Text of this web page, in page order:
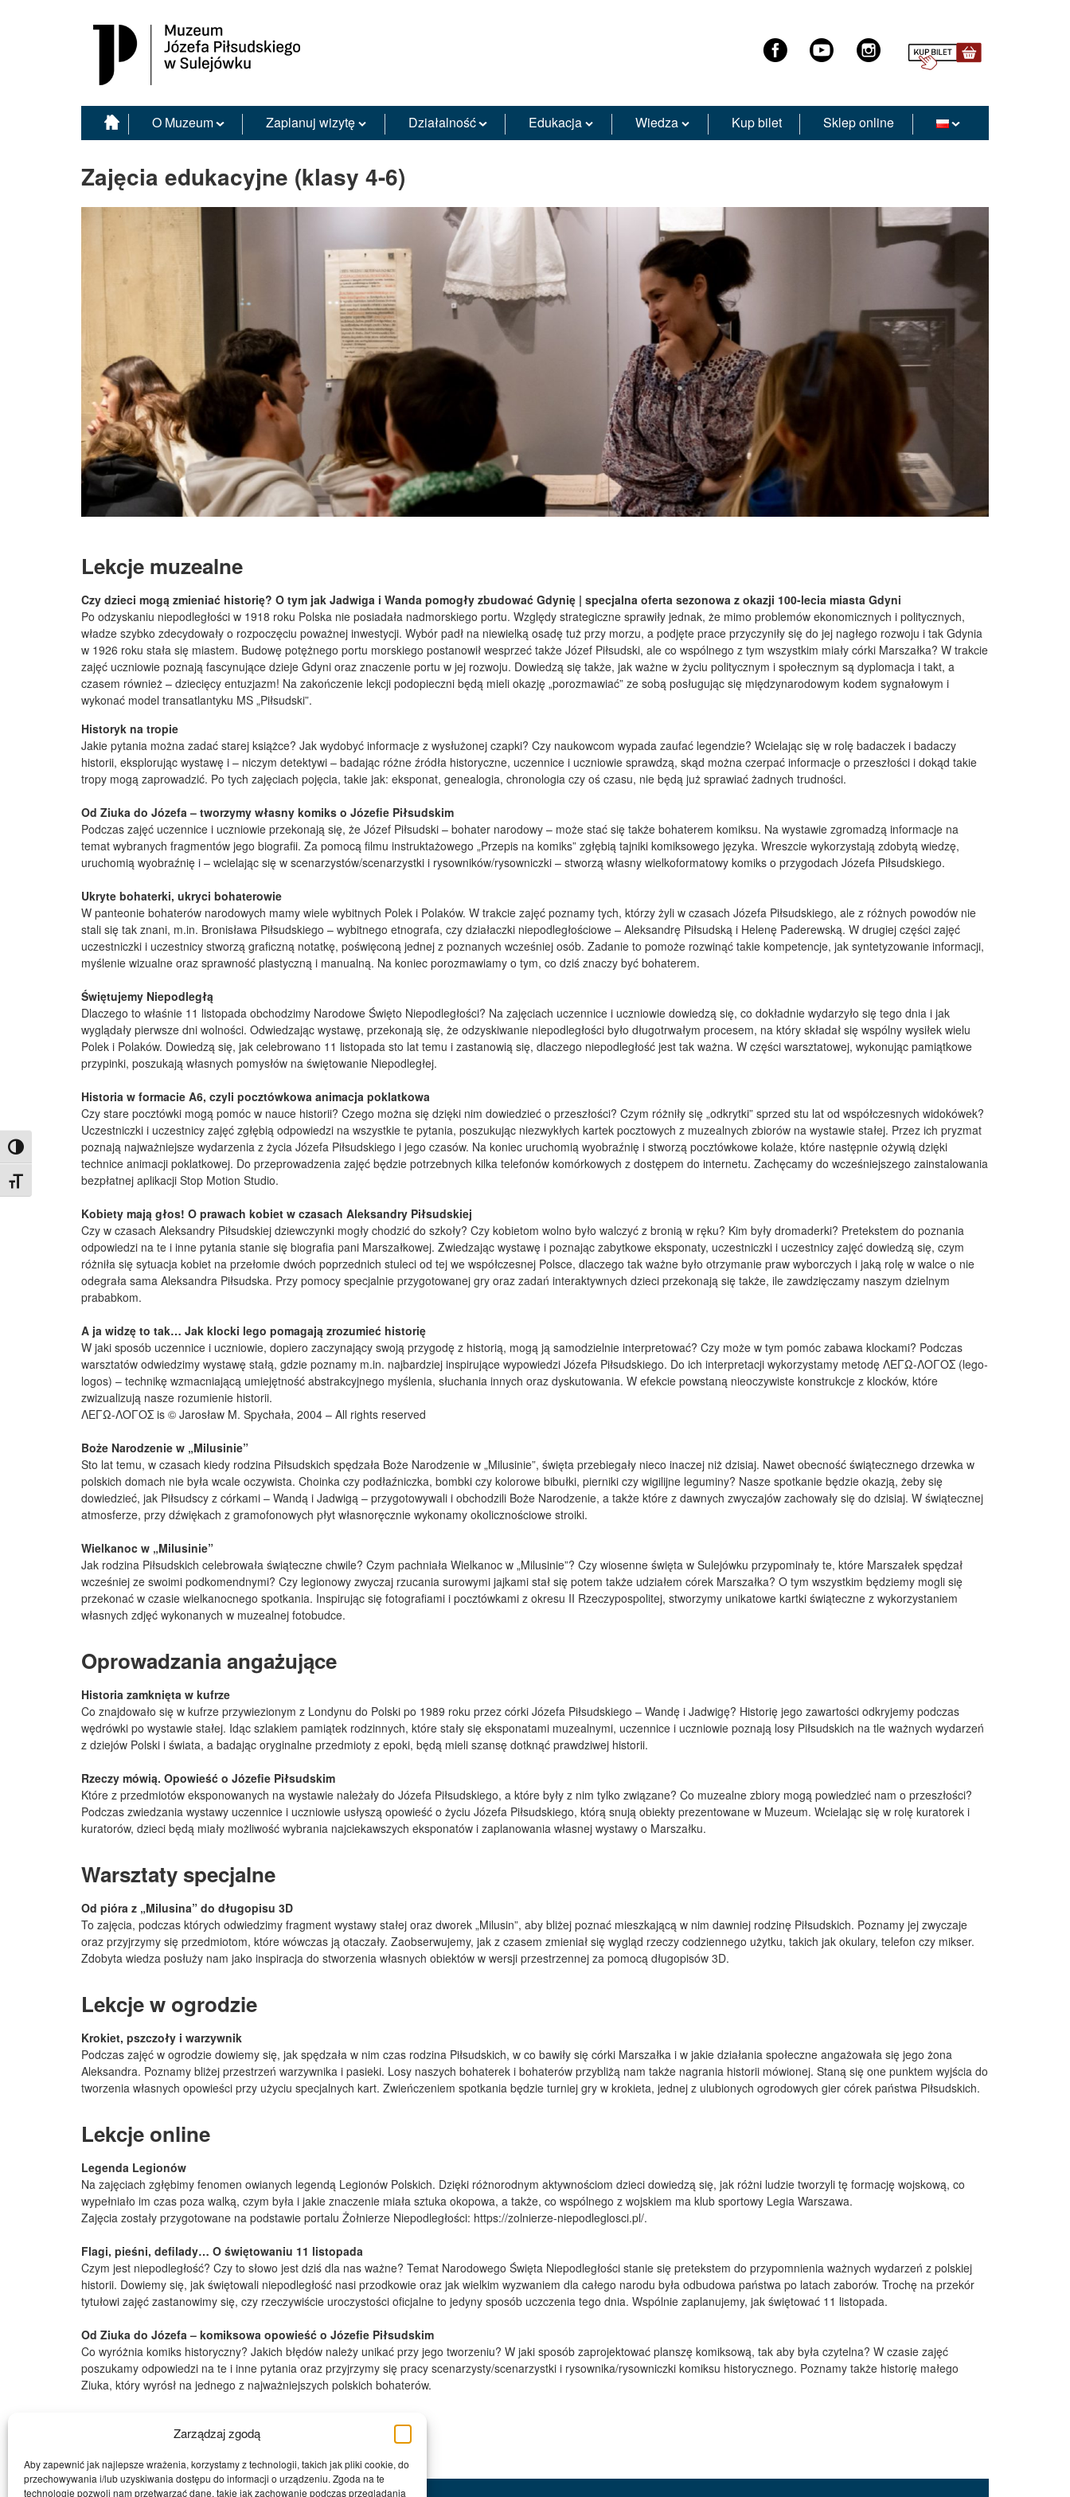
Zarządzaj zgodą
Aby zapewnić jak najlepsze wrażenia, korzystamy z technologii, takich jak pliki cookie, do
przechowywania i/lub uzyskiwania dostępu do informacji o urządzeniu. Zgoda na te
technologie pozwoli nam przetwarzać dane, takie jak zachowanie podczas przeglądania
Toggle High Contrast
Toggle Font size
Muzeum Józefa Piłsudskiego w Sulejówku
O Muzeum Zaplanuj wizytę Działalność Edukacja Wiedza Kup bilet Sklep online
Zajęcia edukacyjne (klasy 4-6)
Lekcje muzealne
Czy dzieci mogą zmieniać historię? O tym jak Jadwiga i Wanda pomogły zbudować Gdynię | specjalna oferta sezonowa z okazji 100-lecia miasta Gdyni
Po odzyskaniu niepodległości w 1918 roku Polska nie posiadała nadmorskiego portu. Względy strategiczne sprawiły jednak, że mimo problemów ekonomicznych i politycznych,
władze szybko zdecydowały o rozpoczęciu poważnej inwestycji. Wybór padł na niewielką osadę tuż przy morzu, a podjęte prace przyczyniły się do jej nagłego rozwoju i tak Gdynia
w 1926 roku stała się miastem. Budowę potężnego portu morskiego postanowił wesprzeć także Józef Piłsudski, ale co wspólnego z tym wszystkim miały córki Marszałka? W trakcie
zajęć uczniowie poznają fascynujące dzieje Gdyni oraz znaczenie portu w jej rozwoju. Dowiedzą się także, jak ważne w życiu politycznym i społecznym są dyplomacja i takt, a
czasem również – dziecięcy entuzjazm! Na zakończenie lekcji podopieczni będą mieli okazję „porozmawiać” ze sobą posługując się międzynarodowym kodem sygnałowym i
wykonać model transatlantyku MS „Piłsudski”.
Historyk na tropie
Jakie pytania można zadać starej książce? Jak wydobyć informacje z wysłużonej czapki? Czy naukowcom wypada zaufać legendzie? Wcielając się w rolę badaczek i badaczy
historii, eksplorując wystawę i – niczym detektywi – badając różne źródła historyczne, uczennice i uczniowie sprawdzą, skąd można czerpać informacje o przeszłości i dokąd takie
tropy mogą zaprowadzić. Po tych zajęciach pojęcia, takie jak: eksponat, genealogia, chronologia czy oś czasu, nie będą już sprawiać żadnych trudności.
Od Ziuka do Józefa – tworzymy własny komiks o Józefie Piłsudskim
Podczas zajęć uczennice i uczniowie przekonają się, że Józef Piłsudski – bohater narodowy – może stać się także bohaterem komiksu. Na wystawie zgromadzą informacje na
temat wybranych fragmentów jego biografii. Za pomocą filmu instruktażowego „Przepis na komiks” zgłębią tajniki komiksowego języka. Wreszcie wykorzystają zdobytą wiedzę,
uruchomią wyobraźnię i – wcielając się w scenarzystów/scenarzystki i rysowników/rysowniczki – stworzą własny wielkoformatowy komiks o przygodach Józefa Piłsudskiego.
Ukryte bohaterki, ukryci bohaterowie
W panteonie bohaterów narodowych mamy wiele wybitnych Polek i Polaków. W trakcie zajęć poznamy tych, którzy żyli w czasach Józefa Piłsudskiego, ale z różnych powodów nie
stali się tak znani, m.in. Bronisława Piłsudskiego – wybitnego etnografa, czy działaczki niepodległościowe – Aleksandrę Piłsudską i Helenę Paderewską. W drugiej części zajęć
uczestniczki i uczestnicy stworzą graficzną notatkę, poświęconą jednej z poznanych wcześniej osób. Zadanie to pomoże rozwinąć takie kompetencje, jak syntetyzowanie informacji,
myślenie wizualne oraz sprawność plastyczną i manualną. Na koniec porozmawiamy o tym, co dziś znaczy być bohaterem.
Świętujemy Niepodległą
Dlaczego to właśnie 11 listopada obchodzimy Narodowe Święto Niepodległości? Na zajęciach uczennice i uczniowie dowiedzą się, co dokładnie wydarzyło się tego dnia i jak
wyglądały pierwsze dni wolności. Odwiedzając wystawę, przekonają się, że odzyskiwanie niepodległości było długotrwałym procesem, na który składał się wspólny wysiłek wielu
Polek i Polaków. Dowiedzą się, jak celebrowano 11 listopada sto lat temu i zastanowią się, dlaczego niepodległość jest tak ważna. W części warsztatowej, wykonując pamiątkowe
przypinki, poszukają własnych pomysłów na świętowanie Niepodległej.
Historia w formacie A6, czyli pocztówkowa animacja poklatkowa
Czy stare pocztówki mogą pomóc w nauce historii? Czego można się dzięki nim dowiedzieć o przeszłości? Czym różniły się „odkrytki” sprzed stu lat od współczesnych widokówek?
Uczestniczki i uczestnicy zajęć zgłębią odpowiedzi na wszystkie te pytania, poszukując niezwykłych kartek pocztowych z muzealnych zbiorów na wystawie stałej. Przez ich pryzmat
poznają najważniejsze wydarzenia z życia Józefa Piłsudskiego i jego czasów. Na koniec uruchomią wyobraźnię i stworzą pocztówkowe kolaże, które następnie ożywią dzięki
technice animacji poklatkowej. Do przeprowadzenia zajęć będzie potrzebnych kilka telefonów komórkowych z dostępem do internetu. Zachęcamy do wcześniejszego zainstalowania
bezpłatnej aplikacji Stop Motion Studio.
Kobiety mają głos! O prawach kobiet w czasach Aleksandry Piłsudskiej
Czy w czasach Aleksandry Piłsudskiej dziewczynki mogły chodzić do szkoły? Czy kobietom wolno było walczyć z bronią w ręku? Kim były dromaderki? Pretekstem do poznania
odpowiedzi na te i inne pytania stanie się biografia pani Marszałkowej. Zwiedzając wystawę i poznając zabytkowe eksponaty, uczestniczki i uczestnicy zajęć dowiedzą się, czym
różniła się sytuacja kobiet na przełomie dwóch poprzednich stuleci od tej we współczesnej Polsce, dlaczego tak ważne było otrzymanie praw wyborczych i jaką rolę w walce o nie
odegrała sama Aleksandra Piłsudska. Przy pomocy specjalnie przygotowanej gry oraz zadań interaktywnych dzieci przekonają się także, ile zawdzięczamy naszym dzielnym
prababkom.
A ja widzę to tak… Jak klocki lego pomagają zrozumieć historię
W jaki sposób uczennice i uczniowie, dopiero zaczynający swoją przygodę z historią, mogą ją samodzielnie interpretować? Czy może w tym pomóc zabawa klockami? Podczas
warsztatów odwiedzimy wystawę stałą, gdzie poznamy m.in. najbardziej inspirujące wypowiedzi Józefa Piłsudskiego. Do ich interpretacji wykorzystamy metodę ΛΕΓΩ-ΛΟΓΟΣ (lego-
logos) – technikę wzmacniającą umiejętność abstrakcyjnego myślenia, słuchania innych oraz dyskutowania. W efekcie powstaną nieoczywiste konstrukcje z klocków, które
zwizualizują nasze rozumienie historii.
ΛΕΓΩ-ΛΟΓΟΣ is © Jarosław M. Spychała, 2004 – All rights reserved
Boże Narodzenie w „Milusinie”
Sto lat temu, w czasach kiedy rodzina Piłsudskich spędzała Boże Narodzenie w „Milusinie”, święta przebiegały nieco inaczej niż dzisiaj. Nawet obecność świątecznego drzewka w
polskich domach nie była wcale oczywista. Choinka czy podłaźniczka, bombki czy kolorowe bibułki, pierniki czy wigilijne leguminy? Nasze spotkanie będzie okazją, żeby się
dowiedzieć, jak Piłsudscy z córkami – Wandą i Jadwigą – przygotowywali i obchodzili Boże Narodzenie, a także które z dawnych zwyczajów zachowały się do dzisiaj. W świątecznej
atmosferze, przy dźwiękach z gramofonowych płyt własnoręcznie wykonamy okolicznościowe stroiki.
Wielkanoc w „Milusinie”
Jak rodzina Piłsudskich celebrowała świąteczne chwile? Czym pachniała Wielkanoc w „Milusinie”? Czy wiosenne święta w Sulejówku przypominały te, które Marszałek spędzał
wcześniej ze swoimi podkomendnymi? Czy legionowy zwyczaj rzucania surowymi jajkami stał się potem także udziałem córek Marszałka? O tym wszystkim będziemy mogli się
przekonać w czasie wielkanocnego spotkania. Inspirując się fotografiami i pocztówkami z okresu II Rzeczypospolitej, stworzymy unikatowe kartki świąteczne z wykorzystaniem
własnych zdjęć wykonanych w muzealnej fotobudce.
Oprowadzania angażujące
Historia zamknięta w kufrze
Co znajdowało się w kufrze przywiezionym z Londynu do Polski po 1989 roku przez córki Józefa Piłsudskiego – Wandę i Jadwigę? Historię jego zawartości odkryjemy podczas
wędrówki po wystawie stałej. Idąc szlakiem pamiątek rodzinnych, które stały się eksponatami muzealnymi, uczennice i uczniowie poznają losy Piłsudskich na tle ważnych wydarzeń
z dziejów Polski i świata, a badając oryginalne przedmioty z epoki, będą mieli szansę dotknąć prawdziwej historii.
Rzeczy mówią. Opowieść o Józefie Piłsudskim
Które z przedmiotów eksponowanych na wystawie należały do Józefa Piłsudskiego, a które były z nim tylko związane? Co muzealne zbiory mogą powiedzieć nam o przeszłości?
Podczas zwiedzania wystawy uczennice i uczniowie usłyszą opowieść o życiu Józefa Piłsudskiego, którą snują obiekty prezentowane w Muzeum. Wcielając się w rolę kuratorek i
kuratorów, dzieci będą miały możliwość wybrania najciekawszych eksponatów i zaplanowania własnej wystawy o Marszałku.
Warsztaty specjalne
Od pióra z „Milusina” do długopisu 3D
To zajęcia, podczas których odwiedzimy fragment wystawy stałej oraz dworek „Milusin”, aby bliżej poznać mieszkającą w nim dawniej rodzinę Piłsudskich. Poznamy jej zwyczaje
oraz przyjrzymy się przedmiotom, które wówczas ją otaczały. Zaobserwujemy, jak z czasem zmieniał się wygląd rzeczy codziennego użytku, takich jak okulary, telefon czy mikser.
Zdobyta wiedza posłuży nam jako inspiracja do stworzenia własnych obiektów w wersji przestrzennej za pomocą długopisów 3D.
Lekcje w ogrodzie
Krokiet, pszczoły i warzywnik
Podczas zajęć w ogrodzie dowiemy się, jak spędzała w nim czas rodzina Piłsudskich, w co bawiły się córki Marszałka i w jakie działania społeczne angażowała się jego żona
Aleksandra. Poznamy bliżej przestrzeń warzywnika i pasieki. Losy naszych bohaterek i bohaterów przybliżą nam także nagrania historii mówionej. Staną się one punktem wyjścia do
tworzenia własnych opowieści przy użyciu specjalnych kart. Zwieńczeniem spotkania będzie turniej gry w krokieta, jednej z ulubionych ogrodowych gier córek państwa Piłsudskich.
Lekcje online
Legenda Legionów
Na zajęciach zgłębimy fenomen owianych legendą Legionów Polskich. Dzięki różnorodnym aktywnościom dzieci dowiedzą się, jak różni ludzie tworzyli tę formację wojskową, co
wypełniało im czas poza walką, czym była i jakie znaczenie miała sztuka okopowa, a także, co wspólnego z wojskiem ma klub sportowy Legia Warszawa.
Zajęcia zostały przygotowane na podstawie portalu Żołnierze Niepodległości: https://zolnierze-niepodleglosci.pl/.
Flagi, pieśni, defilady… O świętowaniu 11 listopada
Czym jest niepodległość? Czy to słowo jest dziś dla nas ważne? Temat Narodowego Święta Niepodległości stanie się pretekstem do przypomnienia ważnych wydarzeń z polskiej
historii. Dowiemy się, jak świętowali niepodległość nasi przodkowie oraz jak wielkim wyzwaniem dla całego narodu była odbudowa państwa po latach zaborów. Trochę na przekór
tytułowi zajęć zastanowimy się, czy rzeczywiście uroczystości oficjalne to jedyny sposób uczczenia tego dnia. Wspólnie zaplanujemy, jak świętować 11 listopada.
Od Ziuka do Józefa – komiksowa opowieść o Józefie Piłsudskim
Co wyróżnia komiks historyczny? Jakich błędów należy unikać przy jego tworzeniu? W jaki sposób zaprojektować planszę komiksową, tak aby była czytelna? W czasie zajęć
poszukamy odpowiedzi na te i inne pytania oraz przyjrzymy się pracy scenarzysty/scenarzystki i rysownika/rysowniczki komiksu historycznego. Poznamy także historię małego
Ziuka, który wyrósł na jednego z najważniejszych polskich bohaterów.